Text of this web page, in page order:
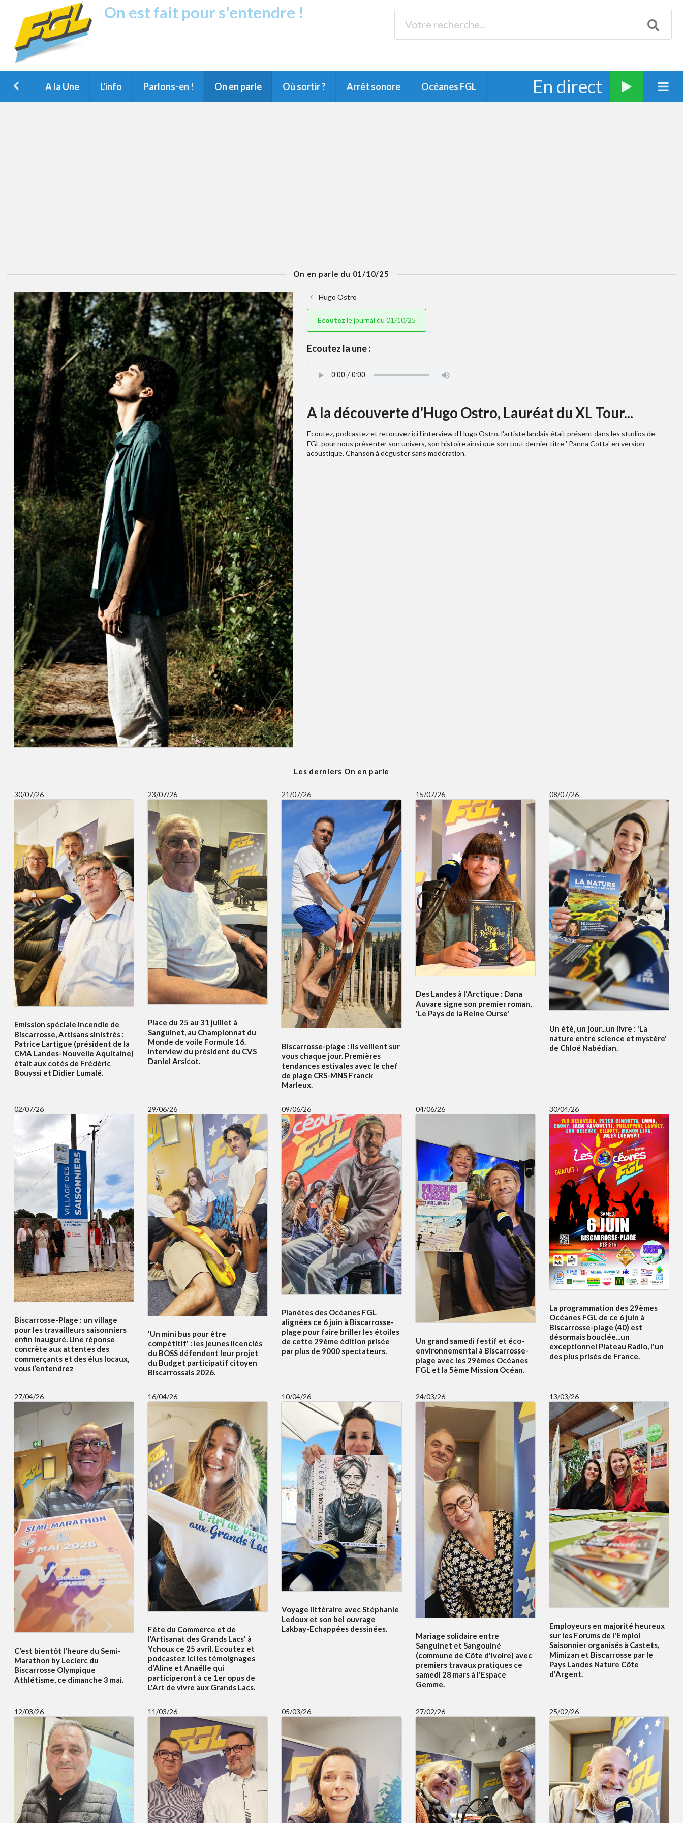
On est fait pour s'entendre !
A la Une L'info Parlons-en ! On en parle Où sortir ? Arrêt sonore Océanes FGL En direct
On en parle du 01/10/25
Hugo Ostro
Ecoutez le journal du 01/10/25
Ecoutez la une :
A la découverte d'Hugo Ostro, Lauréat du XL Tour...
Ecoutez, podcastez et retoruvez ici l'interview d'Hugo Ostro, l'artiste landais était présent dans les studios de
FGL pour nous présenter son univers, son histoire ainsi que son tout dernier titre ' Panna Cotta' en version
acoustique. Chanson à déguster sans modération.
Les derniers On en parle
30/07/26
Emission spéciale Incendie de
Biscarrosse, Artisans sinistrés :
Patrice Lartigue (président de la
CMA Landes-Nouvelle Aquitaine)
était aux cotés de Frédéric
Bouyssi et Didier Lumalé.
23/07/26
Place du 25 au 31 juillet à
Sanguinet, au Championnat du
Monde de voile Formule 16.
Interview du président du CVS
Daniel Arsicot.
21/07/26
Biscarrosse-plage : ils veillent sur
vous chaque jour. Premières
tendances estivales avec le chef
de plage CRS-MNS Franck
Marleux.
15/07/26
Des Landes à l'Arctique : Dana
Auvare signe son premier roman,
'Le Pays de la Reine Ourse'
08/07/26
Un été, un jour...un livre : 'La
nature entre science et mystère'
de Chloé Nabédian.
02/07/26
Biscarrosse-Plage : un village
pour les travailleurs saisonniers
enfin inauguré. Une réponse
concrète aux attentes des
commerçants et des élus locaux,
vous l’entendrez
29/06/26
'Un mini bus pour être
compétitif' : les jeunes licenciés
du BOSS défendent leur projet
du Budget participatif citoyen
Biscarrossais 2026.
09/06/26
Planètes des Océanes FGL
alignées ce 6 juin à Biscarrosse-
plage pour faire briller les étoiles
de cette 29ème édition prisée
par plus de 9000 spectateurs.
04/06/26
Un grand samedi festif et éco-
environnemental à Biscarrosse-
plage avec les 29èmes Océanes
FGL et la 5ème Mission Océan.
30/04/26
La programmation des 29èmes
Océanes FGL de ce 6 juin à
Biscarrosse-plage (40) est
désormais bouclée...un
exceptionnel Plateau Radio, l'un
des plus prisés de France.
27/04/26
C'est bientôt l'heure du Semi-
Marathon by Leclerc du
Biscarrosse Olympique
Athlétisme, ce dimanche 3 mai.
16/04/26
Fête du Commerce et de
l’Artisanat des Grands Lacs' à
Ychoux ce 25 avril. Ecoutez et
podcastez ici les témoignages
d'Aline et Anaëlle qui
participeront à ce 1er opus de
L'Art de vivre aux Grands Lacs.
10/04/26
Voyage littéraire avec Stéphanie
Ledoux et son bel ouvrage
Lakbay-Echappées dessinées.
24/03/26
Mariage solidaire entre
Sanguinet et Sangouiné
(commune de Côte d'Ivoire) avec
premiers travaux pratiques ce
samedi 28 mars à l'Espace
Gemme.
13/03/26
Employeurs en majorité heureux
sur les Forums de l'Emploi
Saisonnier organisés à Castets,
Mimizan et Biscarrosse par le
Pays Landes Nature Côte
d'Argent.
12/03/26 11/03/26 05/03/26 27/02/26 25/02/26